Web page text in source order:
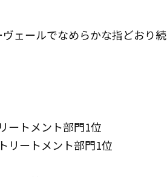
ェールでなめらかな指どおり続
ートメント部門1位
リートメント部門1位